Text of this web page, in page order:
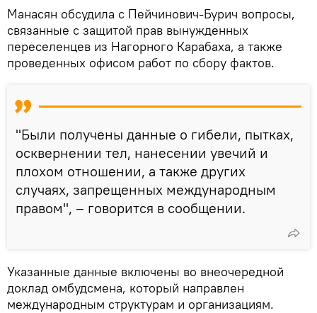
Манасян обсудила с Пейчинович-Бурич вопросы,
связанные с защитой прав вынужденных
переселенцев из Нагорного Карабаха, а также
проведенных офисом работ по сбору фактов.
"Были получены данные о гибели, пытках,
осквернении тел, нанесении увечий и
плохом отношении, а также других
случаях, запрещенных международным
правом", – говорится в сообщении.
Указанные данные включены во внеочередной
доклад омбудсмена, который направлен
международным структурам и организациям.